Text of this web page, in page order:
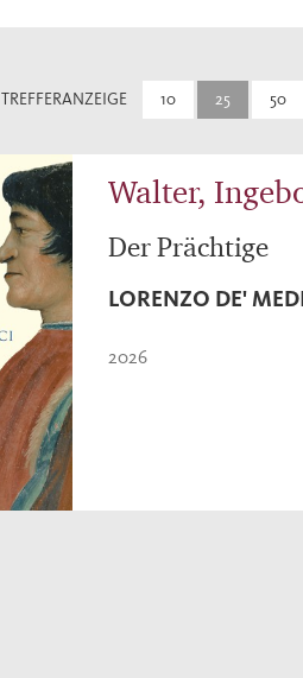
TREFFERANZEIGE 10 25 50
Walter,
Der Prächtige
LORENZO DE'
2026